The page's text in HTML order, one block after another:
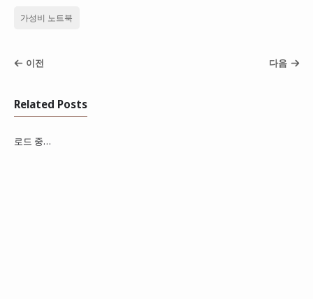
가성비 노트북
이전 다음
Related Posts
로드 중…